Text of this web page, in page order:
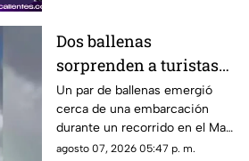
Dos ballenas
sorprenden a turistas
durante avistamiento
en el Mar de Cortés
Un par de ballenas emergió
cerca de una embarcación
durante un recorrido en el Mar
de Cortés. El avistamiento fue
agosto 07, 2026 05:47 p. m.